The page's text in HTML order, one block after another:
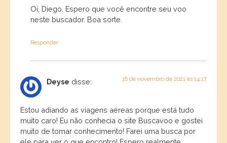
Oi, Diego. Espero que você encontre seu voo
neste buscador. Boa sorte.
Responder
Deyse disse: 16 de novembro de 2021 às 14:17
Estou adiando as viagens aéreas porque está tudo
muito caro! Eu não conhecia o site Buscavoo e gostei
muito de tomar conhecimento! Farei uma busca por